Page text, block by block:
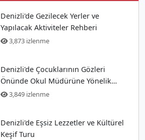
Denizli'de Gezilecek Yerler ve
Yapılacak Aktiviteler Rehberi
3,873 izlenme
Denizli'de Çocuklarının Gözleri
Önünde Okul Müdürüne Yönelik
Silahlı Saldırı Gerçekleşti
3,849 izlenme
Denizli'de Eşsiz Lezzetler ve Kültürel
Keşif Turu